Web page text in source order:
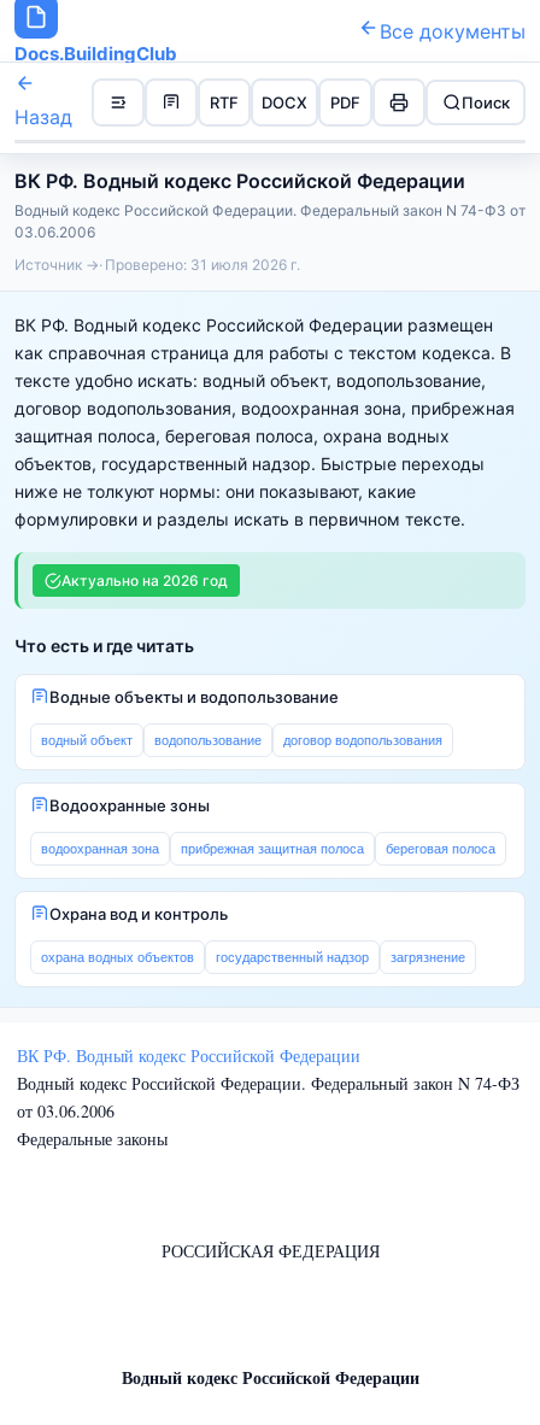
Docs.BuildingClub
Все документы
Назад
Поиск
RTF DOCX PDF
ВК РФ. Водный кодекс Российской Федерации
Водный кодекс Российской Федерации. Федеральный закон N 74-ФЗ от
03.06.2006
Источник → Проверено: 31 июля 2026 г.
ВК РФ. Водный кодекс Российской Федерации размещен
как справочная страница для работы с текстом кодекса. В
тексте удобно искать: водный объект, водопользование,
договор водопользования, водоохранная зона, прибрежная
защитная полоса, береговая полоса, охрана водных
объектов, государственный надзор. Быстрые переходы
ниже не толкуют нормы: они показывают, какие
формулировки и разделы искать в первичном тексте.
Актуально на 2026 год
Что есть и где читать
Водные объекты и водопользование
водный объект водопользование договор водопользования
Водоохранные зоны
водоохранная зона прибрежная защитная полоса береговая полоса
Охрана вод и контроль
охрана водных объектов государственный надзор загрязнение
ВК РФ. Водный кодекс Российской Федерации
Водный кодекс Российской Федерации. Федеральный закон N 74-ФЗ
от 03.06.2006
Федеральные законы
РОССИЙСКАЯ ФЕДЕРАЦИЯ
Водный кодекс Российской Федерации